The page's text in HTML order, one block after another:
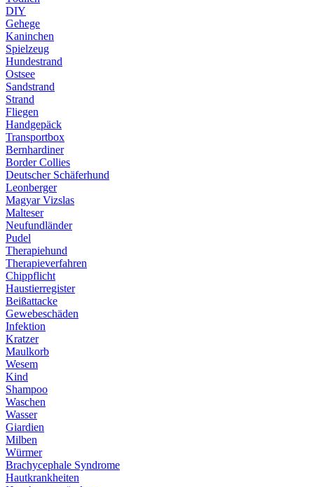
DIY
Gehege
Kaninchen
Spielzeug
Hundestrand
Ostsee
Sandstrand
Strand
Fliegen
Handgepäck
Transportbox
Bernhardiner
Border Collies
Deutscher Schäferhund
Leonberger
Magyar Vizslas
Malteser
Neufundländer
Pudel
Therapiehund
Therapieverfahren
Chippflicht
Haustierregister
Beißattacke
Gewebeschäden
Infektion
Kratzer
Maulkorb
Wesem
Kind
Shampoo
Waschen
Wasser
Giardien
Milben
Würmer
Brachycephale Syndrome
Hautkrankheiten